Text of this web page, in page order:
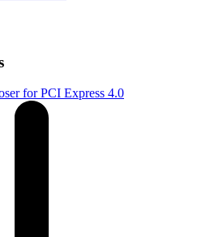
for PCI Express 4.0